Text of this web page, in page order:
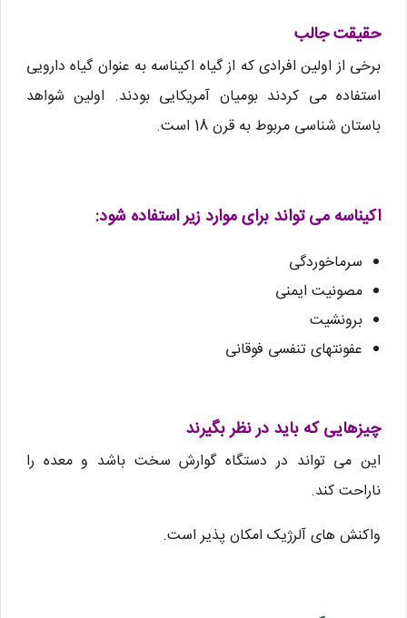
حقیقت جالب
برخی از اولین افرادی که از گیاه اکیناسه به عنوان گیاه دارویی
استفاده می کردند بومیان آمریکایی بودند. اولین شواهد
باستان شناسی مربوط به قرن 18 است.
اکیناسه می تواند برای موارد زیر استفاده شود:
سرماخوردگی
مصونیت ایمنی
برونشیت
عفونتهای تنفسی فوقانی
چیزهایی که باید در نظر بگیرند
این می تواند در دستگاه گوارش سخت باشد و معده را
ناراحت کند.
واکنش های آلرژیک امکان پذیر است.